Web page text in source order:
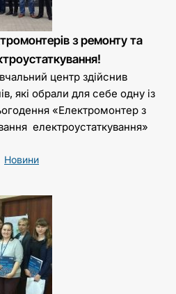
з ремонту та
центр здійснив
які обрали для себе одну із
«Електромонтер з
електроустаткування»
Новини